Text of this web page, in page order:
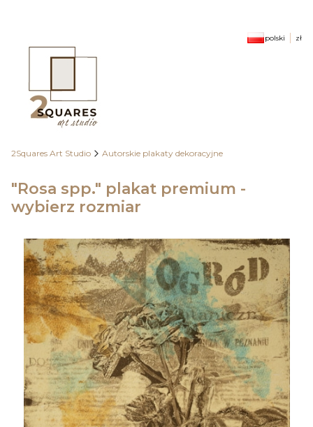
polski zł
2Squares Art Studio Autorskie plakaty dekoracyjne
"Rosa spp." plakat premium -
wybierz rozmiar